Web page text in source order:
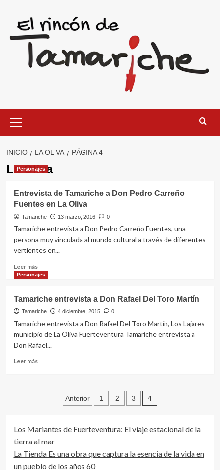
contenido
primario
INICIO LA OLIVA PÁGINA 4
La Oliva
Personajes
Entrevista de Tamariche a Don Pedro Carreño
Fuentes en La Oliva
Tamariche 13 marzo, 2016 0
Tamariche entrevista a Don Pedro Carreño Fuentes, una
persona muy vinculada al mundo cultural a través de diferentes
vertientes en...
Leer másLeer
más
de
Tamariche
a
Don
Carreño
Personajes
Tamariche entrevista a Don Rafael Del Toro Martín
Tamariche 4 diciembre, 2015 0
Tamariche entrevista a Don Rafael Del Toro Martín, Los Lajares
municipio de La Oliva Fuerteventura Tamariche entrevista a
Don Rafael...
Leer másLeer
Rafael
Del
Toro
Martín
Paginación
entradas
Anterior 1 2 3 4
Los Mariantes de Fuerteventura: El viaje estacional de la
tierra al mar
La Tienda Es una obra que captura la esencia de la vida en
un pueblo de los años 60